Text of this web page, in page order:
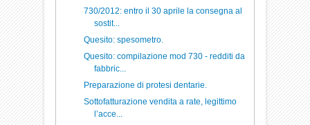
730/2012: entro il 30 aprile la consegna al
sostit...
Quesito: spesometro.
Quesito: compilazione mod 730 - redditi da
fabbric...
Preparazione di protesi dentarie.
Sottofatturazione vendita a rate, legittimo
l’acce...